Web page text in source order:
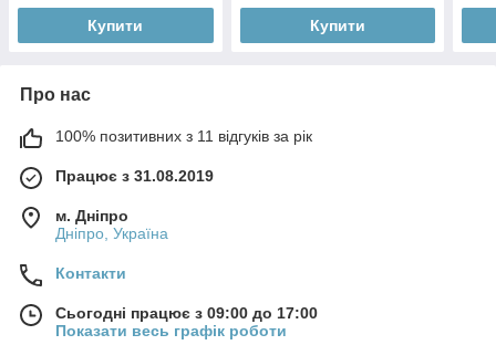
Купити Купити
Про нас
100% позитивних з 11 відгуків за рік
Працює з 31.08.2019
м. Дніпро
Дніпро, Україна
Контакти
Сьогодні працює з 09:00 до 17:00
Показати весь графік роботи